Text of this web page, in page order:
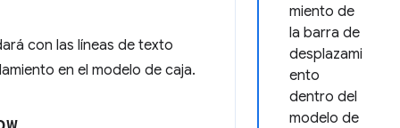
miento de
la barra de
desplazami
ento
dentro del
modelo de
con las líneas de texto
en el modelo de caja.